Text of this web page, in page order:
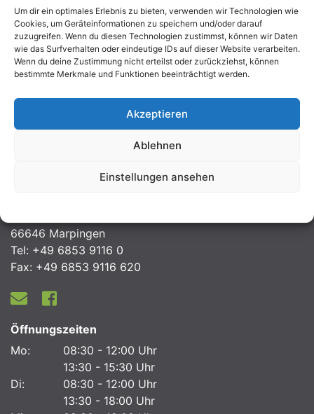
Um dir ein optimales Erlebnis zu bieten, verwenden wir Technologien wie
Cookies, um Geräteinformationen zu speichern und/oder darauf
zuzugreifen. Wenn du diesen Technologien zustimmst, können wir Daten
wie das Surfverhalten oder eindeutige IDs auf dieser Website verarbeiten.
Wenn du deine Zustimmung nicht erteilst oder zurückziehst, können
bestimmte Merkmale und Funktionen beeinträchtigt werden.
Akzeptieren
Ablehnen
Einstellungen ansehen
ausgeschildert.
Bitte achtet darauf, dass die Nebenstraßen nicht
zugeparkt werden.
Sollte es zu einem Rettungseinsatz kommen, müssen
diese Straßen befahrbar sein.
Anfahrt-AIR-DB
66646 Marpingen
Tel: +49 6853 9116 0
Fax: +49 6853 9116 620
Öffnungszeiten
Mo:
08:30 - 12:00 Uhr
13:30 - 15:30 Uhr
Di:
08:30 - 12:00 Uhr
13:30 - 18:00 Uhr